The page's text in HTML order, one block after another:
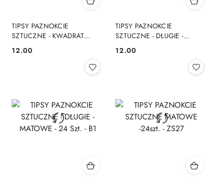
TIPSY PAZNOKCIE
SZTUCZNE - KWADRAT
Cena:
12.00
TIPSY PAZNOKCIE
SZTUCZNE - DŁUGIE -
Cena:
12.00